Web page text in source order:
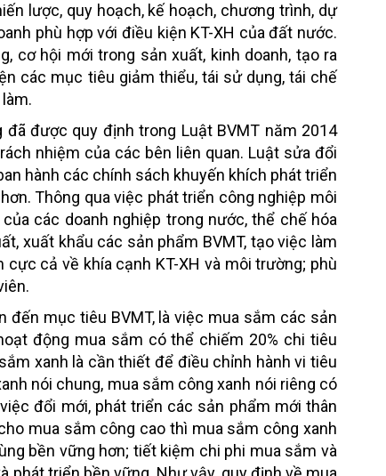
lược, quy hoạch, kế hoạch, chương trình, dự
phù hợp với điều kiện KT-XH của đất nước.
cơ hội mới trong sản xuất, kinh doanh, tạo ra
các mục tiêu giảm thiểu, tái sử dụng, tái chế
được quy định trong Luật BVMT năm 2014
nhiệm của các bên liên quan. Luật sửa đổi
hành các chính sách khuyến khích phát triển
Thông qua việc phát triển công nghiệp môi
các doanh nghiệp trong nước, thể chế hóa
xuất khẩu các sản phẩm BVMT, tạo việc làm
cả về khía cạnh KT-XH và môi trường; phù
mục tiêu BVMT, là việc mua sắm các sản
động mua sắm có thể chiếm 20% chi tiêu
xanh là cần thiết để điều chỉnh hành vi tiêu
nói chung, mua sắm công xanh nói riêng có
đổi mới, phát triển các sản phẩm mới thân
mua sắm công cao thì mua sắm công xanh
bền vững hơn; tiết kiệm chi phi mua sắm và